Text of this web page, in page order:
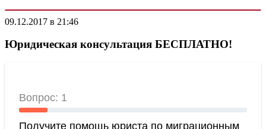
09.12.2017 в 21:46
Юридическая консультация БЕСПЛАТНО!